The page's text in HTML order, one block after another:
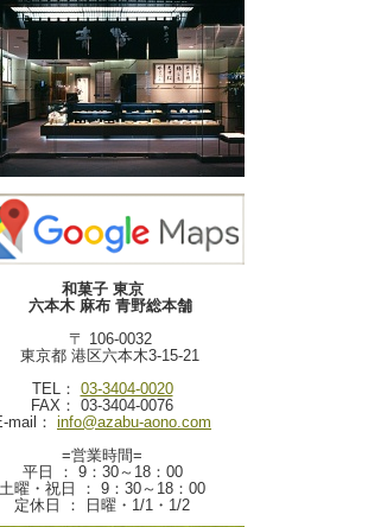
和菓子 東京
六本木 麻布 青野総本舗
〒 106-0032
東京都 港区六本木3-15-21
TEL： 03-3404-0020
FAX： 03-3404-0076
mail： info@azabu-aono.com
=営業時間=
平日 ： 9：30～18：00
土曜・祝日 ： 9：30～18：00
定休日 ： 日曜・1/1・1/2